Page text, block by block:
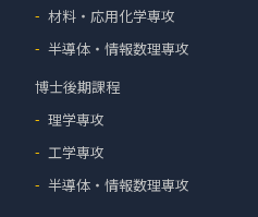
材料・応用化学専攻
半導体・情報数理専攻
博士後期課程
理学専攻
工学専攻
半導体・情報数理専攻